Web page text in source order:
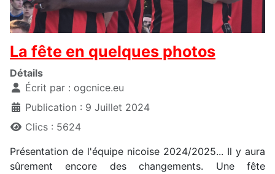
La fête en quelques photos
Détails
Écrit par : ogcnice.eu
Publication : 9 Juillet 2024
Clics : 5624
Présentation de l'équipe nicoise 2024/2025... Il y aura
sûrement encore des changements. Une fête